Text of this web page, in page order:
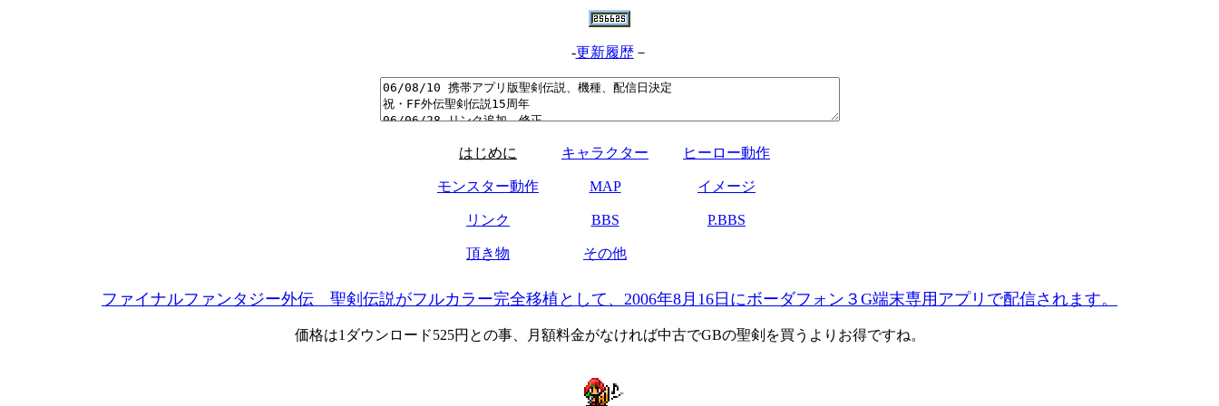
-更新履歴－
はじめに キャラクター ヒーロー動作
モンスター動作 MAP イメージ
リンク BBS P.BBS
頂き物 その他
ファイナルファンタジー外伝 聖剣伝説がフルカラー完全移植として、2006年8月16日にボーダフォン３G端末専用アプリで配信されます。
価格は1ダウンロード525円との事、月額料金がなければ中古でGBの聖剣を買うよりお得ですね。